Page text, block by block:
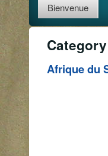
Bienvenue
Afrique du